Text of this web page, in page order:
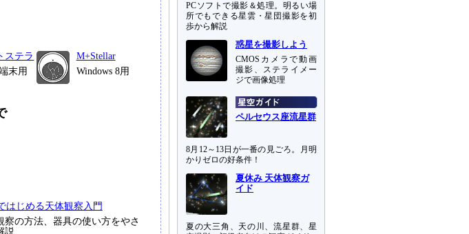
ステラ
末用
M+Stellar
Windows 8用
はじめる天体観察入門
察の方法、器具の使い方をやさ
説
PCソフトで撮影＆処理。明るい場
所でもできる星雲・星団撮影を初
歩から解説
惑星を撮影しよう
CMOSカメラで動画
撮影、ステライメー
ジで画像処理
ペルセウス座流星群
8月12～13日が一番の見ごろ。月明
かりゼロの好条件！
夏休み 天体観察ガ
イド
夏の大三角、天の川、流星群、星